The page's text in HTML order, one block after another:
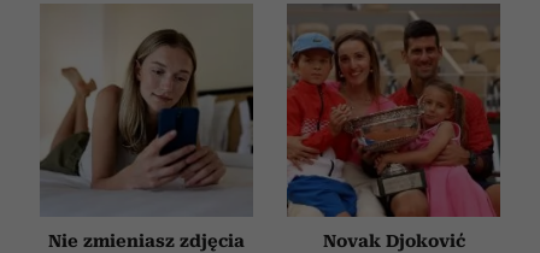
Nie zmieniasz zdjęcia
Novak Djoković